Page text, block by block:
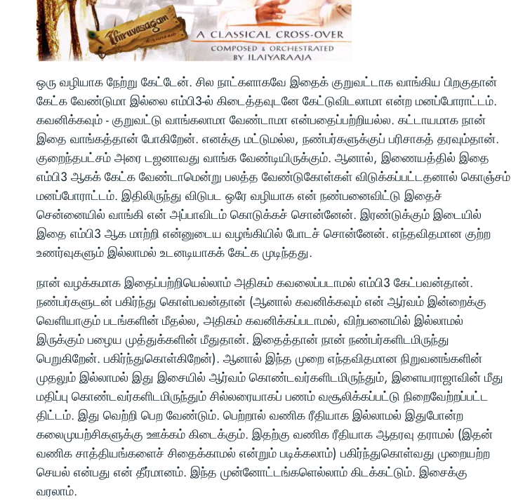
ஒரு வழியாக நேற்று கேட்டேன். சில நாட்களாகவே இதைக் குறுவட்டாக வாங்கிய பிறகுதான்
கேட்க வேண்டுமா இல்லை எம்பி3-ல் கிடைத்தவுடனே கேட்டுவிடலாமா என்ற மனப்போராட்டம்.
கவனிக்கவும் - குறுவட்டு வாங்கலாமா வேண்டாமா என்பதைப்பற்றியல்ல. கட்டாயமாக நான்
இதை வாங்கத்தான் போகிறேன். எனக்கு மட்டுமல்ல, நண்பர்களுக்குப் பரிசாகத் தரவும்தான்.
குறைந்தபட்சம் அரை டஜனாவது வாங்க வேண்டியிருக்கும். ஆனால், இணையத்தில் இதை
எம்பி3 ஆகக் கேட்க வேண்டாமென்று பலத்த வேண்டுகோள்கள் விடுக்கப்பட்டதனால் கொஞ்சம்
மனப்போராட்டம். இதிலிருந்து விடுபட ஒரே வழியாக என் நண்பனைவிட்டு இதைச்
சென்னையில் வாங்கி என் அப்பாவிடம் கொடுக்கச் சொன்னேன். இரண்டுக்கும் இடையில்
இதை எம்பி3 ஆக மாற்றி என்னுடைய வழங்கியில் போடச் சொன்னேன். எந்தவிதமான குற்ற
உணர்வுகளும் இல்லாமல் உடனடியாகக் கேட்க முடிந்தது.
நான் வழக்கமாக இதைப்பற்றியெல்லாம் அதிகம் கவலைப்படாமல் எம்பி3 கேட்பவன்தான்.
நண்பர்களுடன் பகிர்ந்து கொள்பவன்தான் (ஆனால் கவனிக்கவும் என் ஆர்வம் இன்றைக்கு
வெளியாகும் படங்களின் மீதல்ல, அதிகம் கவனிக்கப்படாமல், விற்பனையில் இல்லாமல்
இருக்கும் பழைய முத்துக்களின் மீதுதான். இதைத்தான் நான் நண்பர்களிடமிருந்து
பெறுகிறேன். பகிர்ந்துகொள்கிறேன்). ஆனால் இந்த முறை எந்தவிதமான நிறுவனங்களின்
முதலும் இல்லாமல் இது இசையில் ஆர்வம் கொண்டவர்களிடமிருந்தும், இளையராஜாவின் மீது
மதிப்பு கொண்டவர்களிடமிருந்தும் சில்லரையாகப் பணம் வசூலிக்கப்பட்டு நிறைவேற்றப்பட்ட
திட்டம். இது வெற்றி பெற வேண்டும். பெற்றால் வணிக ரீதியாக இல்லாமல் இதுபோன்ற
கலைமுயற்சிகளுக்கு ஊக்கம் கிடைக்கும். இதற்கு வணிக ரீதியாக ஆதரவு தராமல் (இதன்
வணிக சாத்தியங்களைச் சிதைக்காமல் என்றும் படிக்கலாம்) பகிர்ந்துகொள்வது முறையற்ற
செயல் என்பது என் தீர்மானம். இந்த முன்னோட்டங்களெல்லாம் கிடக்கட்டும். இசைக்கு
வரலாம்.